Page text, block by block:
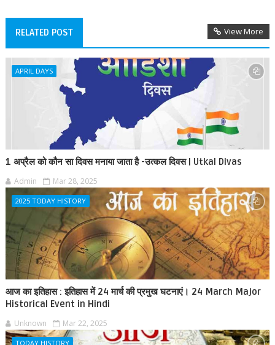
RELATED POST View More
APRIL DAYS
1 अप्रैल को कौन सा दिवस मनाया जाता है -उत्कल दिवस | Utkal Divas
Admin Mar 28, 2025
2025 TODAY HISTORY
आज का इतिहास : इतिहास में 24 मार्च की प्रमुख घटनाएं। 24 March Major
Historical Event in Hindi
Unknown Mar 22, 2025
TODAY HISTORY